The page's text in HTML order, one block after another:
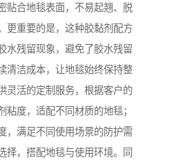
贴合地毯表面，不易起翘、脱
更重要的是，这种胶黏剂配方
水残留现象，避免了胶水残留
清洁成本，让地毯始终保持整
灵活的定制服务，根据客户的
粘度，适配不同材质的地毯；
，满足不同使用场景的防护需
择，搭配地毯与使用环境。同